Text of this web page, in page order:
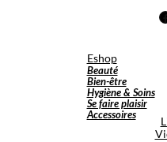
Eshop
Beauté
Bien-être
Hygiène & Soins
Se faire plaisir
Accessoires